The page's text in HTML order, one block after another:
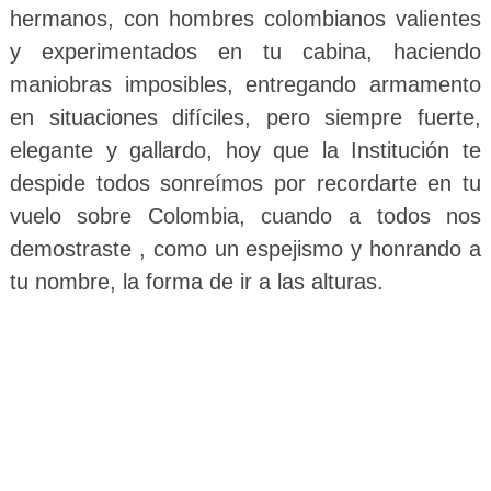
hermanos, con hombres colombianos valientes
y experimentados en tu cabina, haciendo
maniobras imposibles, entregando armamento
en situaciones difíciles, pero siempre fuerte,
elegante y gallardo, hoy que la Institución te
despide todos sonreímos por recordarte en tu
vuelo sobre Colombia, cuando a todos nos
demostraste , como un espejismo y honrando a
tu nombre, la forma de ir a las alturas.